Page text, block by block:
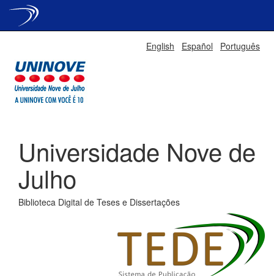
English Español Português
Universidade Nove de
Julho
Biblioteca Digital de Teses e Dissertações